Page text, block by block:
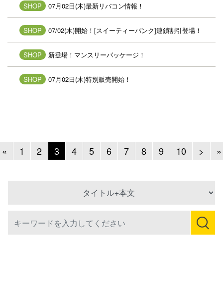
SHOP 07月02日(木)最新リバコン情報！
SHOP 07/02(木)開始！[スイーティーパンク]連鎖割引登場！
SHOP 新登場！マンスリーパッケージ！
SHOP 07月02日(木)特別販売開始！
«Previous
1 2 3 4 5 6 7 8 9 10 > Next
»